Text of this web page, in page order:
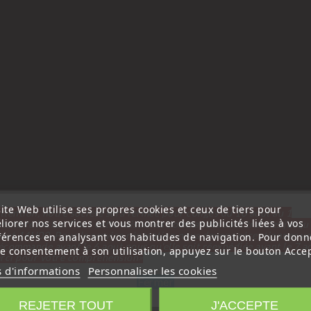
- 8200214168
Web utilise ses propres cookies et ceux de tiers pour
nos services et vous montrer des publicités liées à vos
en analysant vos habitudes de navigation. Pour
consentement à son utilisation, appuyez sur le bouton
d'informations Personnaliser les cookies
REJETER TOUT J'ACCEPTE
notre société sera fermée pour congés du 10 aout au 1
inclus. Pour cette raison les commandes sont traitées
14H00. Pour le service réparation nous devons réceptionner
avant le 6 aout pour qu'elle soit réexpédiée avant le 7
pour votre compréhension»
Fermer